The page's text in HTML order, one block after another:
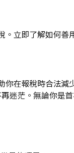
立即了解如何善
在報稅時合法
迷茫。無論你是